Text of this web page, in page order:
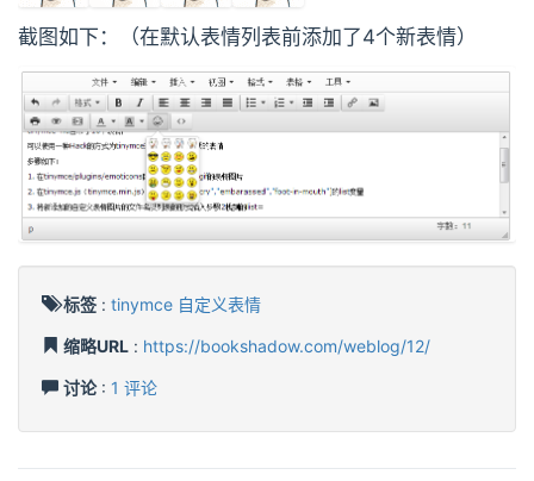
截图如下：（在默认表情列表前添加了4个新表情）
标签 : tinymce 自定义表情
缩略URL : https://bookshadow.com/weblog/12/
讨论: 1 评论